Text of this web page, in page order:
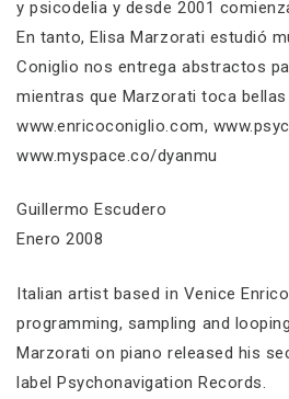
y psicodelia y desde 2001
En tanto, Elisa Marzorati estudió
Coniglio nos entrega abstractos
mientras que Marzorati toca bellas
www.enricoconiglio.com,
www.myspace.co/dyanmu
Guillermo Escudero
Enero 2008
Italian artist based in Venice
programming, sampling and
Marzorati on piano released his
label Psychonavigation Records.